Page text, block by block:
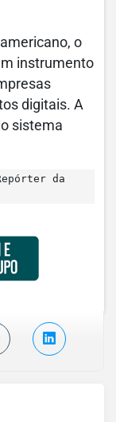
o
instrumento
digitais. A
sistema
da